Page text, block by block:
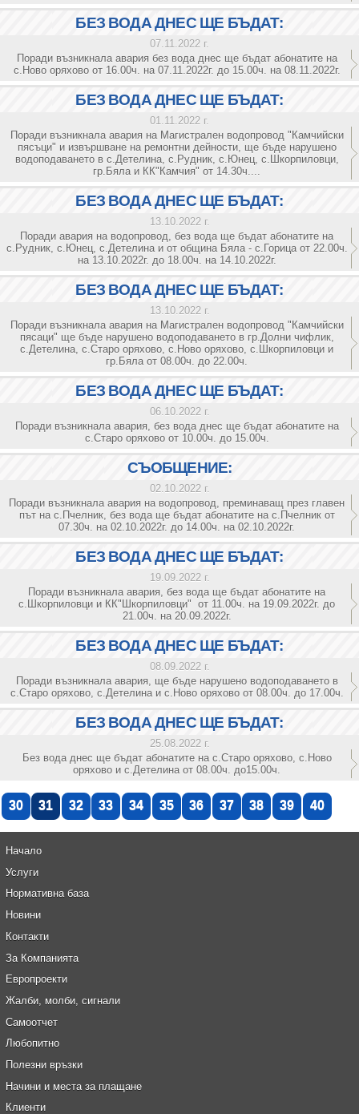
БЕЗ ВОДА ДНЕС ЩЕ БЪДАТ:
07.11.2022 г.
Поради възникнала авария без вода днес ще бъдат абонатите на
с.Ново оряхово от 16.00ч. на 07.11.2022г. до 15.00ч. на 08.11.2022г.
БЕЗ ВОДА ДНЕС ЩЕ БЪДАТ:
01.11.2022 г.
Поради възникнала авария на Магистрален водопровод "Камчийски
пясъци" и извършване на ремонтни дейности, ще бъде нарушено
водоподаването в с.Детелина, с.Рудник, с.Юнец, с.Шкорпиловци,
гр.Бяла и КК"Камчия" от 14.30ч....
БЕЗ ВОДА ДНЕС ЩЕ БЪДАТ:
13.10.2022 г.
Поради авария на водопровод, без вода ще бъдат абонатите на
с.Рудник, с.Юнец, с.Детелина и от община Бяла - с.Горица от 22.00ч.
на 13.10.2022г. до 18.00ч. на 14.10.2022г.
БЕЗ ВОДА ДНЕС ЩЕ БЪДАТ:
13.10.2022 г.
Поради възникнала авария на Магистрален водопровод "Камчийски
пясаци" ще бъде нарушено водоподаването в гр.Долни чифлик,
с.Детелина, с.Старо оряхово, с.Ново оряхово, с.Шкорпиловци и
гр.Бяла от 08.00ч. до 22.00ч.
БЕЗ ВОДА ДНЕС ЩЕ БЪДАТ:
06.10.2022 г.
Поради възникнала авария, без вода днес ще бъдат абонатите на
с.Старо оряхово от 10.00ч. до 15.00ч.
СЪОБЩЕНИЕ:
02.10.2022 г.
Поради възникнала авария на водопровод, преминаващ през главен
път на с.Пчелник, без вода ще бъдат абонатите на с.Пчелник от
07.30ч. на 02.10.2022г. до 14.00ч. на 02.10.2022г.
БЕЗ ВОДА ДНЕС ЩЕ БЪДАТ:
19.09.2022 г.
Поради възникнала авария, без вода ще бъдат абонатите на
с.Шкорпиловци и КК"Шкорпиловци" от 11.00ч. на 19.09.2022г. до
21.00ч. на 20.09.2022г.
БЕЗ ВОДА ДНЕС ЩЕ БЪДАТ:
08.09.2022 г.
Поради възникнала авария, ще бъде нарушено водоподаването в
с.Старо оряхово, с.Детелина и с.Ново оряхово от 08.00ч. до 17.00ч.
БЕЗ ВОДА ДНЕС ЩЕ БЪДАТ:
25.08.2022 г.
Без вода днес ще бъдат абонатите на с.Старо оряхово, с.Ново
оряхово и с.Детелина от 08.00ч. до15.00ч.
30 31 32 33 34 35 36 37 38 39 40
Начало
Услуги
Нормативна база
Новини
Контакти
За Компанията
Европроекти
Жалби, молби, сигнали
Самоотчет
Любопитно
Полезни връзки
Начини и места за плащане
Клиенти